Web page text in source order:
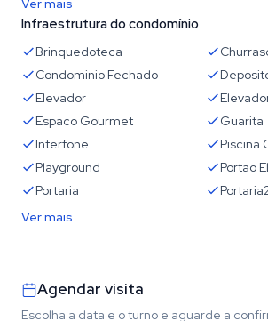
Ver mais
Infraestrutura do condomínio
Brinquedoteca
Condominio Fechado
Elevador
Espaco Gourmet
Guarita
Interfone
Piscina
Playground
Portao
Portaria
Ver mais
Agendar visita
Escolha a data e o turno e aguarde a